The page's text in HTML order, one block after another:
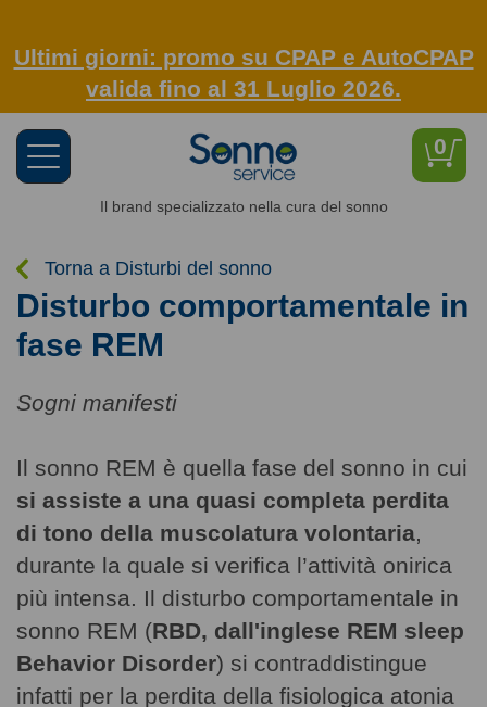
Ultimi giorni: promo su CPAP e AutoCPAP
valida fino al 31 Luglio 2026.
0
Toggle
navigation
Il brand specializzato nella cura del sonno
Torna a Disturbi del sonno
Disturbo comportamentale in
fase REM
Sogni manifesti
Il sonno REM è quella fase del sonno in cui
si assiste a una quasi completa perdita
di tono della muscolatura volontaria,
durante la quale si verifica l’attività onirica
più intensa. Il disturbo comportamentale in
sonno REM (RBD, dall'inglese REM sleep
Behavior Disorder) si contraddistingue
infatti per la perdita della fisiologica atonia